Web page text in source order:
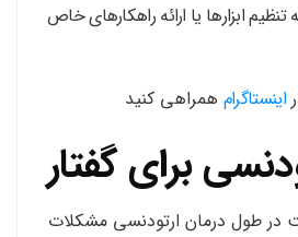
ابزارها یا ارائه راهکارهای خاص
اینستاگرام همراهی کنید
برای گفتار
در طول درمان ارتودنسی مشکلات